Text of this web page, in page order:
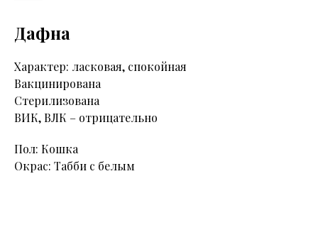
Дафна
Характер: ласковая, спокойная
Вакцинирована
Стерилизована
ВИК, ВЛК – отрицательно
Пол: Кошка
Окрас: Табби с белым